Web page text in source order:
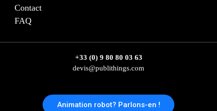
Contact
FAQ
+33 (0) 9 80 80 03 63
devis@publithings.com
Animation robot? Parlons-en !